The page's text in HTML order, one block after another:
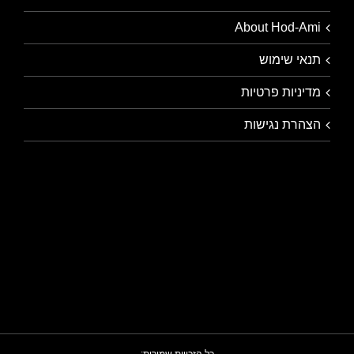
About Hod-Ami
תנאי שימוש
מדיניות פרטיות
הצהרת נגישות